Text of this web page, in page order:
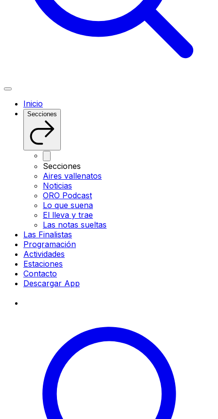
Inicio
Secciones
Secciones
Aires vallenatos
Noticias
ORO Podcast
Lo que suena
El lleva y trae
Las notas sueltas
Las Finalistas
Programación
Actividades
Estaciones
Contacto
Descargar App